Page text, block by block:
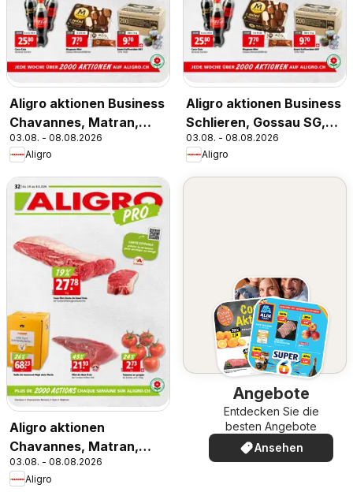
Aligro aktionen Business
Chavannes, Matran,
Genf, Sitten
03.08. - 08.08.2026
Aligro
Aligro aktionen Business
Schlieren, Gossau SG,
Frauenfeld, Rapperswil-
Jona, Sargans, Bern
03.08. - 08.08.2026
Aligro
Aligro aktionen
Chavannes, Matran,
Genève, Sion
03.08. - 08.08.2026
Aligro
Angebote
Entdecken Sie die
besten Angebote
Ansehen